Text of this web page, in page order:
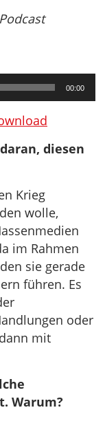
00:00
diesen
Krieg
wolle,
im Rahmen
sie gerade
führen. Es
oder
mit
Warum?